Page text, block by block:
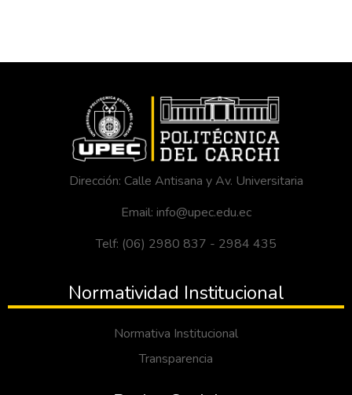
Dirección: Calle Antisana y Av. Universitaria
Email: info@upec.edu.ec
Telf: (06) 2980 837 - 2984 435
Normatividad Institucional
Normativa Institucional
Transparencia